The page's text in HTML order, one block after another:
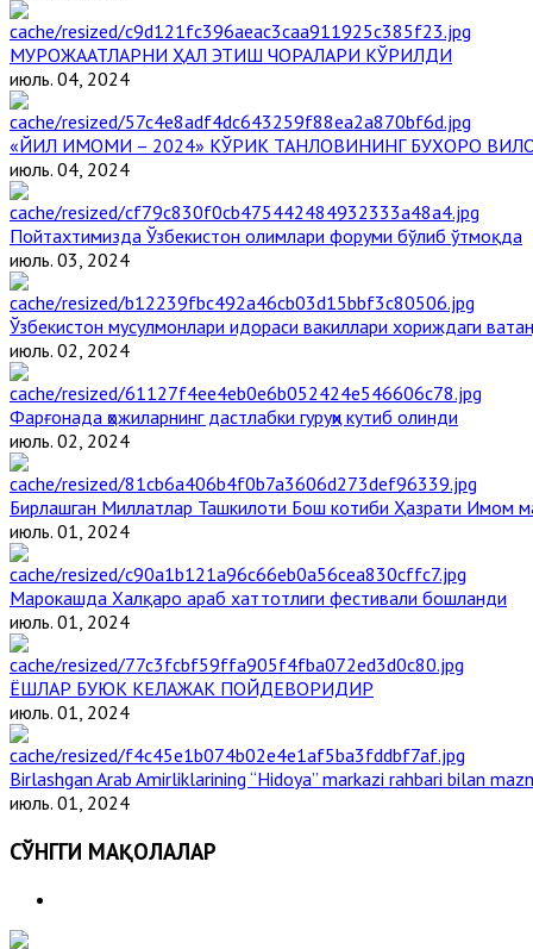
МУРОЖААТЛАРНИ ҲАЛ ЭТИШ ЧОРАЛАРИ КЎРИЛДИ
июль. 04, 2024
«ЙИЛ ИМОМИ – 2024» КЎРИК ТАНЛОВИНИНГ БУХОРО
июль. 04, 2024
Пойтахтимизда Ўзбекистон олимлари форуми бўлиб ўтмоқда
июль. 03, 2024
Ўзбекистон мусулмонлари идораси вакиллари хориждаги
июль. 02, 2024
Фарғонада ҳожиларнинг дастлабки гуруҳи кутиб олинди
июль. 02, 2024
Бирлашган Миллатлар Ташкилоти Бош котиби Ҳазрати Имом
июль. 01, 2024
Марокашда Халқаро араб хаттотлиги фестивали бошланди
июль. 01, 2024
ЁШЛАР БУЮК КЕЛАЖАК ПОЙДЕВОРИДИР
июль. 01, 2024
Birlashgan Arab Amirliklarining “Hidoya” markazi rahbari bilan
июль. 01, 2024
СЎНГГИ МАҚОЛАЛАР